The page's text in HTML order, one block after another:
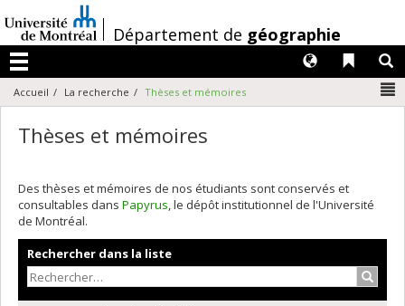
au
contenu
/Département de géographie
Menu
Liens
Langues
Accueil La recherche Thèses et mémoires
Thèses et mémoires
Des thèses et mémoires de nos étudiants sont conservés et
consultables dans Papyrus, le dépôt institutionnel de l'Université
de Montréal.
Rechercher dans la liste